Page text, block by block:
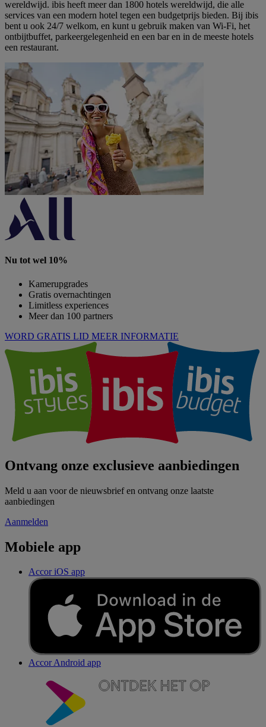
wereldwijd. ibis heeft meer dan 1800 hotels wereldwijd, die alle
services van een modern hotel tegen een budgetprijs bieden. Bij ibis
bent u ook 24/7 welkom, en kunt u gebruik maken van Wi-Fi, het
ontbijtbuffet, parkeergelegenheid en een bar en in de meeste hotels
een restaurant.
Nu tot wel 10%
Kamerupgrades
Gratis overnachtingen
Limitless experiences
Meer dan 100 partners
WORD GRATIS LID MEER INFORMATIE
Ontvang onze exclusieve aanbiedingen
Meld u aan voor de nieuwsbrief en ontvang onze laatste
aanbiedingen
Aanmelden
Mobiele app
Accor iOS app
Accor Android app